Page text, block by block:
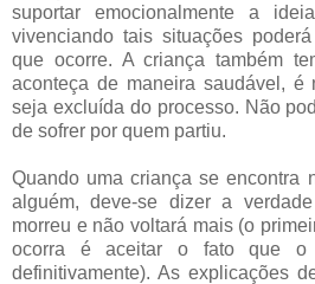
suportar emocionalmente a
vivenciando tais situações
que ocorre. A criança também
aconteça de maneira saudável, é
seja excluída do processo. Não
de sofrer por quem partiu.
Quando uma criança se encontra
alguém, deve-se dizer a
morreu e não voltará mais (o
ocorra é aceitar o fato que o
definitivamente). As explicações